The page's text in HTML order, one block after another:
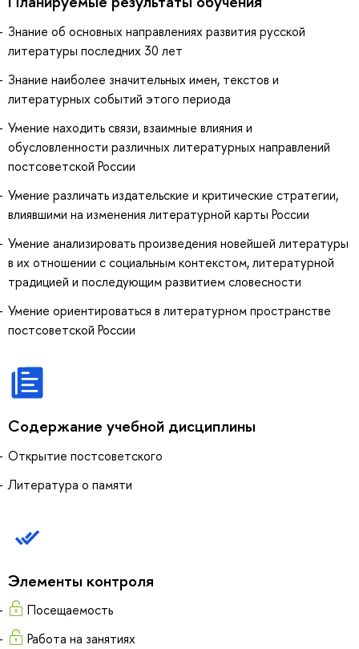
Знание об основных направлениях развития русской
литературы последних 30 лет
Знание наиболее значительных имен, текстов и
литературных событий этого периода
Умение находить связи, взаимные влияния и
обусловленности различных литературных направлений
постсоветской России
Умение различать издательские и критические стратегии,
влиявшими на изменения литературной карты России
Умение анализировать произведения новейшей литературы
в их отношении с социальным контекстом, литературной
традицией и последующим развитием словесности
Умение ориентироваться в литературном пространстве
постсоветской России
Содержание учебной дисциплины
Открытие постсоветского
Литература о памяти
Элементы контроля
Посещаемость
Работа на занятиях